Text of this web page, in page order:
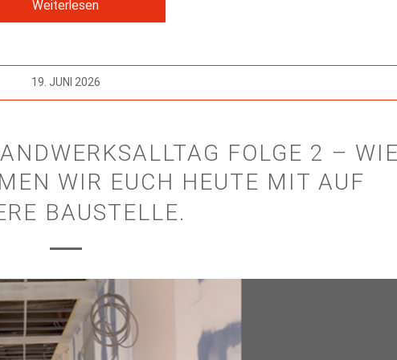
Weiterlesen
19. JUNI 2026
FOLGE 2 –
WIR EUCH HEUTE MIT AUF
BAUSTELLE.